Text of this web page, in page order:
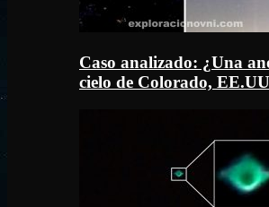
Caso analizado: ¿Una
cielo de Colorado,